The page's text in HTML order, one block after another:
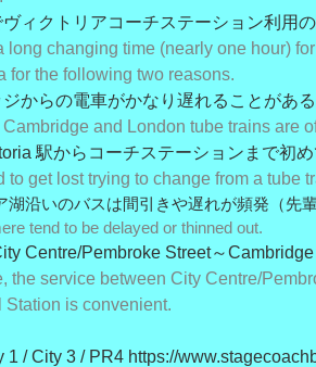
ィクトリアコーチステーション利用
long changing time (nearly one hour)
the following two reasons.
からの電車がかなり遅れることがあ
and London tube trains are
駅からコーチステーションまで初
to get lost trying to change from a tube
湖沿いのバスは間引きや遅れが頻発（先
tend to be delayed or thinned out.
Centre/Pembroke Street～
the service between City Centre/
is convenient.
/ City 3 / PR4 https://